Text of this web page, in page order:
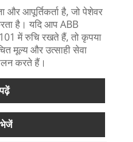
और आपूर्तिकर्ता है, जो पेशेवर
है। यदि आप ABB
में रुचि रखते हैं, तो कृपया
मूल्य और उत्साही सेवा
करते हैं।